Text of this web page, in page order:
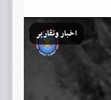
اخبار وتقارير